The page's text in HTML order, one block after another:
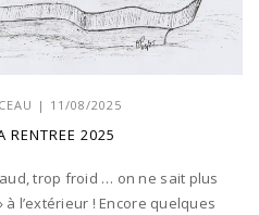
| 11/08/2025
RENTREE 2025
trop froid … on ne sait plus
l’extérieur ! Encore quelques